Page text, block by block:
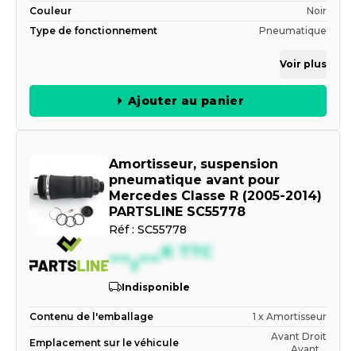
Couleur
Noir
Type de fonctionnement
Pneumatique
Voir plus
Ajouter au panier
Amortisseur, suspension
pneumatique avant pour
Mercedes Classe R (2005-2014)
PARTSLINE SC55778
Réf : SC55778
--,--€ TTC
Indisponible
Contenu de l'emballage 1 x Amortisseur
Emplacement sur le véhicule
Avant Droit